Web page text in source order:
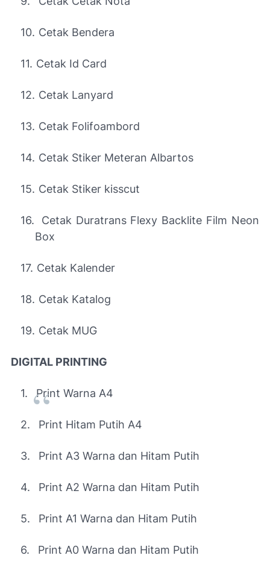
10. Cetak Bendera
11. Cetak Id Card
12. Cetak Lanyard
13. Cetak Folifoambord
14. Cetak Stiker Meteran Albartos
15. Cetak Stiker kisscut
16.
Cetak Duratrans Flexy Backlite Film Neon
Box
17. Cetak Kalender
18. Cetak Katalog
19. Cetak MUG
DIGITAL PRINTING
1. Print Warna A4
2. Print Hitam Putih A4
3. Print A3 Warna dan Hitam Putih
4. Print A2 Warna dan Hitam Putih
5. Print A1 Warna dan Hitam Putih
6. Print A0 Warna dan Hitam Putih